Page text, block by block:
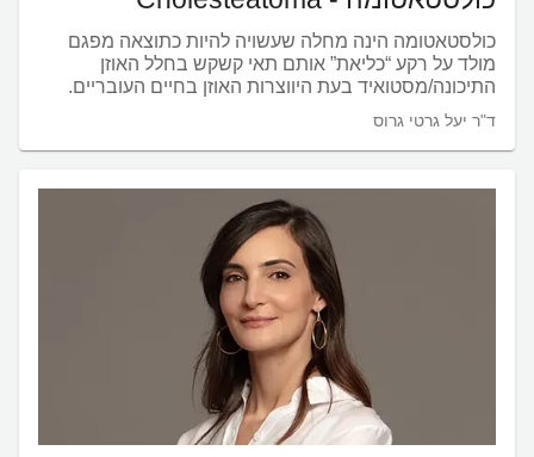
כולסטאטומה הינה מחלה שעשויה להיות כתוצאה מפגם
מולד על רקע “כליאת” אותם תאי קשקש בחלל האוזן
התיכונה/מסטואיד בעת היווצרות האוזן בחיים העובריים.
ד"ר יעל גרטי גרוס